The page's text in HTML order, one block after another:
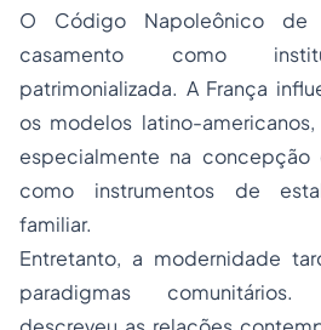
O Código Napoleônico de
casamento como
patrimonializada. A França
os modelos latino-
especialmente na
como instrumentos de
familiar.
Entretanto, a modernidade
paradigmas